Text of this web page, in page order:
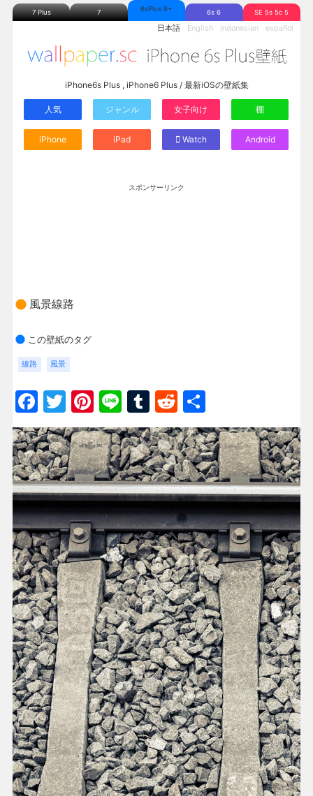
7 Plus 7 6sPlus 6+ 6s 6 SE 5s 5c 5
日本語 English Indonesian español
iPhone6s Plus , iPhone6 Plus / 最新iOSの壁紙集
人気 ジャンル 女子向け 棚
iPhone iPad Watch Android
スポンサーリンク
風景線路
この壁紙のタグ
線路 風景
Facebook
Twitter
Pinterest
LineTumblr
Reddit
有